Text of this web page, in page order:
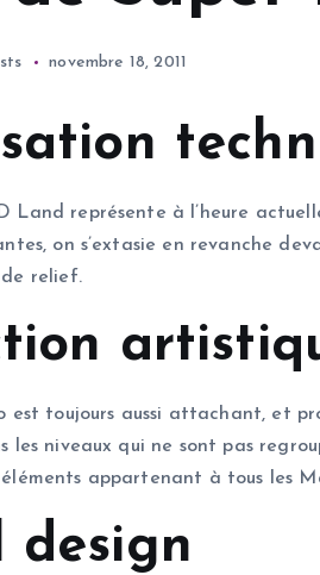
novembre 18, 2011
Land représente à l’heure
on s’extasie en revanche
relief.
est toujours aussi attachant, et
les niveaux qui ne sont pas
appartenant à tous les
design